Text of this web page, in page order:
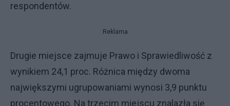
respondentów.
Reklama
Drugie miejsce zajmuje Prawo i Sprawiedliwość z
wynikiem 24,1 proc. Różnica między dwoma
największymi ugrupowaniami wynosi 3,9 punktu
procentowego. Na trzecim miejscu znalazła się